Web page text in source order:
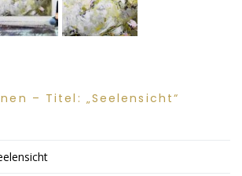
– Titel: „Seelensicht“